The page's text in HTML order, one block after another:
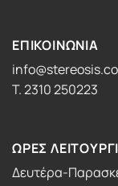
ΕΠΙΚΟΙΝΩΝΙΑ
T. 2310 250223
ΩΡΕΣ
Δευτέρα-